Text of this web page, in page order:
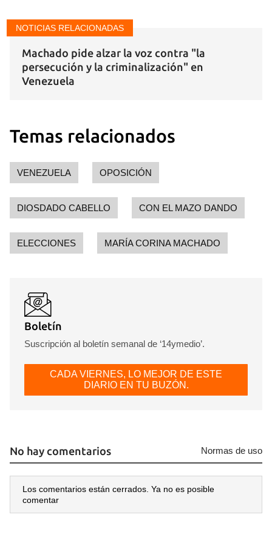
Guardar como favorito
Para poder guardar como favorito, primero has de
iniciar sesión con tu cuenta de 14ymedio.
INICIAR SESIÓN CANCELAR
NOTICIAS RELACIONADAS
Machado pide alzar la voz contra "la
persecución y la criminalización" en
Venezuela
Temas relacionados
VENEZUELA OPOSICIÓN
DIOSDADO CABELLO CON EL MAZO DANDO
ELECCIONES MARÍA CORINA MACHADO
Boletín
Suscripción al boletín semanal de ‘14ymedio’.
CADA VIERNES, LO MEJOR DE ESTE
DIARIO EN TU BUZÓN.
No hay comentarios Normas de uso
Los comentarios están cerrados. Ya no es posible
comentar